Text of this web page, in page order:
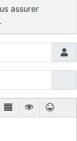
assurer
.